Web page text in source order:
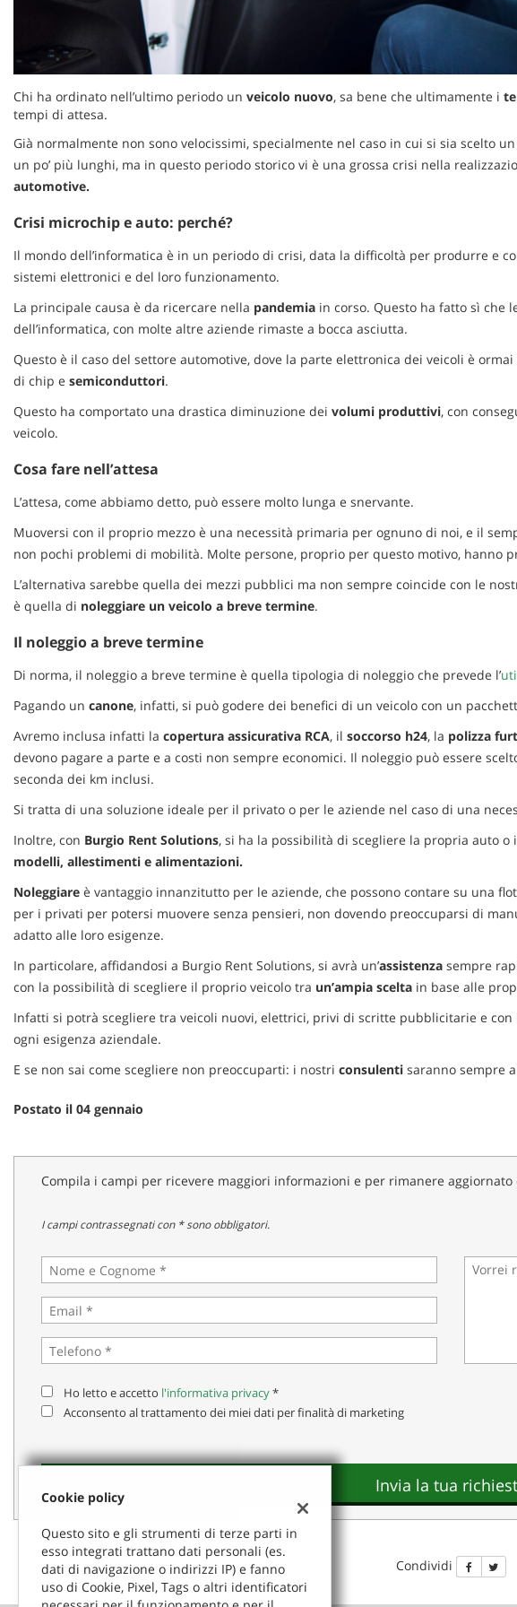
Chi ha ordinato nell’ultimo periodo un veicolo nuovo, sa bene che ultimamente i
tempi di attesa.
Già normalmente non sono velocissimi, specialmente nel caso in cui si sia scelto un
un po’ più lunghi, ma in questo periodo storico vi è una grossa crisi nella
automotive.
Crisi microchip e auto: perché?
Il mondo dell’informatica è in un periodo di crisi, data la difficoltà per produrre e
sistemi elettronici e del loro funzionamento.
La principale causa è da ricercare nella pandemia in corso. Questo ha fatto sì che
dell’informatica, con molte altre aziende rimaste a bocca asciutta.
Questo è il caso del settore automotive, dove la parte elettronica dei veicoli è
di chip e semiconduttori.
Questo ha comportato una drastica diminuzione dei volumi produttivi, con
veicolo.
Cosa fare nell’attesa
L’attesa, come abbiamo detto, può essere molto lunga e snervante.
Muoversi con il proprio mezzo è una necessità primaria per ognuno di noi, e il
non pochi problemi di mobilità. Molte persone, proprio per questo motivo, hanno
L’alternativa sarebbe quella dei mezzi pubblici ma non sempre coincide con le
è quella di noleggiare un veicolo a breve termine.
Il noleggio a breve termine
Di norma, il noleggio a breve termine è quella tipologia di noleggio che prevede l’
Pagando un canone, infatti, si può godere dei benefici di un veicolo con un
Avremo inclusa infatti la copertura assicurativa RCA, il soccorso h24, la polizza
devono pagare a parte e a costi non sempre economici. Il noleggio può essere
seconda dei km inclusi.
Si tratta di una soluzione ideale per il privato o per le aziende nel caso di una
Inoltre, con Burgio Rent Solutions, si ha la possibilità di scegliere la propria auto
modelli, allestimenti e alimentazioni.
Noleggiare è vantaggio innanzitutto per le aziende, che possono contare su una
per i privati per potersi muovere senza pensieri, non dovendo preoccuparsi di
adatto alle loro esigenze.
In particolare, affidandosi a Burgio Rent Solutions, si avrà un’assistenza sempre
con la possibilità di scegliere il proprio veicolo tra un’ampia scelta in base alle
Infatti si potrà scegliere tra veicoli nuovi, elettrici, privi di scritte pubblicitarie e
ogni esigenza aziendale.
E se non sai come scegliere non preoccuparti: i nostri consulenti saranno sempre
Postato il 04 gennaio
Compila i campi per ricevere maggiori informazioni e per rimanere
I campi contrassegnati con * sono obbligatori.
Ho letto e accetto l'informativa privacy*
Acconsento al trattamento dei miei dati per finalità di marketing
Invia la tua
Condividi
Cookie policy
Questo sito e gli strumenti di terze parti in
esso integrati trattano dati personali (es.
dati di navigazione o indirizzi IP) e fanno
uso di Cookie, Pixel, Tags o altri identificatori
tracciamento
si
rimanda
alla
cookie
policy.
Puoi
rivedere
modificare
le
scelte
in
qualsiasi
momento.
Cookie necessari
Cookie delle preferenze
Cookie per il miglioramento dell'esperienza utente
Cookie analitici
Cookie di marketing